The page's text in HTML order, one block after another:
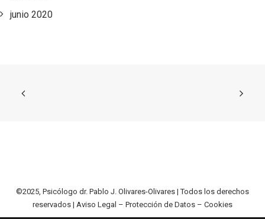
junio 2020
©2025, Psicólogo dr. Pablo J. Olivares-Olivares | Todos los derechos
reservados | Aviso Legal – Protección de Datos – Cookies